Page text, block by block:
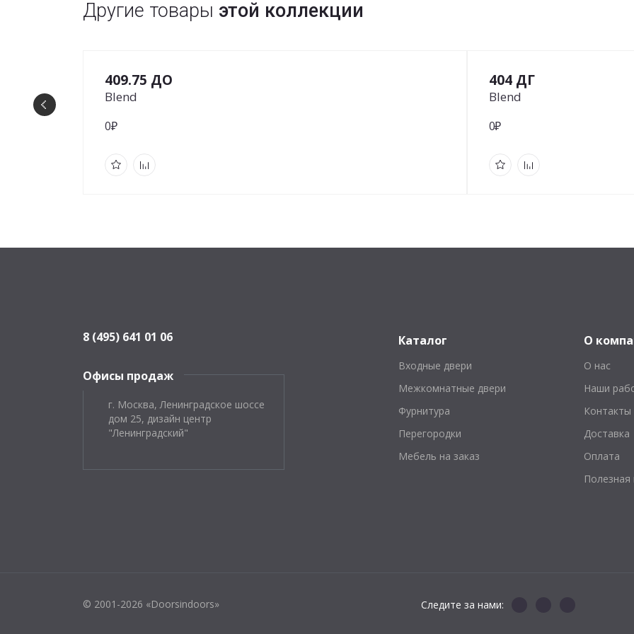
Другие товары этой коллекции
409.75 ДО
Blend
0₽
404 ДГ
Blend
0₽
8 (495) 641 01 06
Офисы продаж
г. Москва, Ленинградское шоссе
дом 25, дизайн центр
"Ленинградский"
Каталог
Входные двери
Межкомнатные двери
Фурнитура
Перегородки
Мебель на заказ
О
О нас
Наши
Контакты
Доставка
Оплата
© 2001-2026 «Doorsindoors» Следите за нами: